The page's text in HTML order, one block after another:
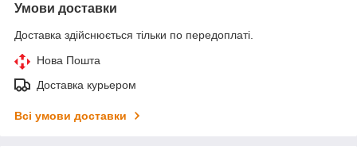
Умови доставки
Доставка здійснюється тільки по передоплаті.
Нова Пошта
Доставка курьером
Всі умови доставки